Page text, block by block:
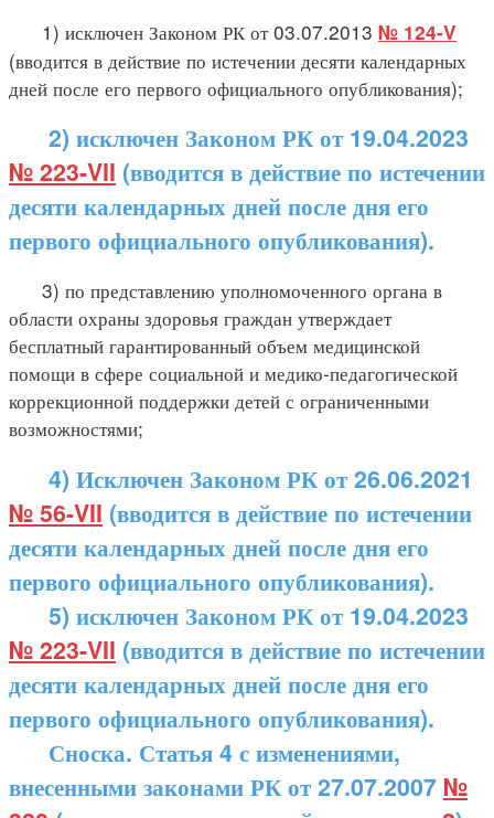
1) исключен Законом РК от 03.07.2013 № 124-V
(вводится в действие по истечении десяти календарных
дней после его первого официального опубликования);
2) исключен Законом РК от 19.04.2023
№ 223-VII (вводится в действие по истечении
десяти календарных дней после дня его
первого официального опубликования).
3) по представлению уполномоченного органа в
области охраны здоровья граждан утверждает
бесплатный гарантированный объем медицинской
помощи в сфере социальной и медико-педагогической
коррекционной поддержки детей с ограниченными
возможностями;
4) Исключен Законом РК от 26.06.2021
№ 56-VII (вводится в действие по истечении
десяти календарных дней после дня его
первого официального опубликования).
5) исключен Законом РК от 19.04.2023
№ 223-VII (вводится в действие по истечении
десяти календарных дней после дня его
первого официального опубликования).
Сноска. Статья 4 с изменениями,
внесенными законами РК от 27.07.2007 №